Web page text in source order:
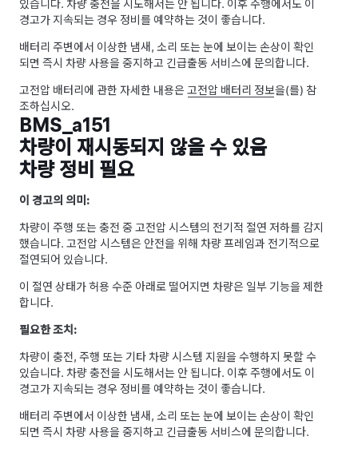
있습니다. 차량 충전을 시도해서는 안 됩니다. 이후 주행에서도 이
경고가 지속되는 경우 정비를 예약하는 것이 좋습니다.
배터리 주변에서 이상한 냄새, 소리 또는 눈에 보이는 손상이 확인
되면 즉시 차량 사용을 중지하고 긴급출동 서비스에 문의합니다.
고전압 배터리에 관한 자세한 내용은고전압 배터리 정보을(를) 참
조하십시오.
BMS_a151
차량이 재시동되지 않을 수 있음
차량 정비 필요
이 경고의 의미:
차량이 주행 또는 충전 중 고전압 시스템의 전기적 절연 저하를 감지
했습니다. 고전압 시스템은 안전을 위해 차량 프레임과 전기적으로
절연되어 있습니다.
이 절연 상태가 허용 수준 아래로 떨어지면 차량은 일부 기능을 제한
합니다.
필요한 조치:
차량이 충전, 주행 또는 기타 차량 시스템 지원을 수행하지 못할 수
있습니다. 차량 충전을 시도해서는 안 됩니다. 이후 주행에서도 이
경고가 지속되는 경우 정비를 예약하는 것이 좋습니다.
배터리 주변에서 이상한 냄새, 소리 또는 눈에 보이는 손상이 확인
되면 즉시 차량 사용을 중지하고 긴급출동 서비스에 문의합니다.